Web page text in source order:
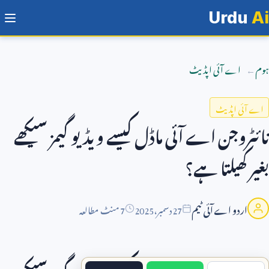
Urdu Ai
ہوم اے آئی اپڈیٹ
اے آئی اپڈیٹ
نائٹروجن اے آئی ماڈل کیسے ویڈیو گیمز سیکھے
بغیر کھیلتا ہے؟
اردو اے آئی ٹیم 27دسمبر،2025 7 منٹ مطالعہ